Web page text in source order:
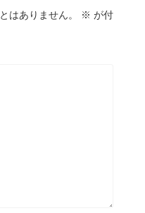
はありません。 ※ が付